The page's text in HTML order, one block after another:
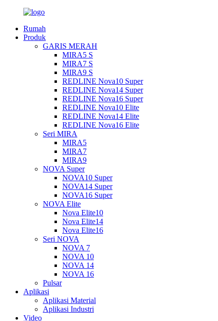
Rumah
Produk
GARIS MERAH
MIRA5 S
MIRA7 S
MIRA9 S
REDLINE Nova10 Super
REDLINE Nova14 Super
REDLINE Nova16 Super
REDLINE Nova10 Elite
REDLINE Nova14 Elite
REDLINE Nova16 Elite
Seri MIRA
MIRA5
MIRA7
MIRA9
NOVA Super
NOVA10 Super
NOVA14 Super
NOVA16 Super
NOVA Elite
Nova Elite10
Nova Elite14
Nova Elite16
Seri NOVA
NOVA 7
NOVA 10
NOVA 14
NOVA 16
Pulsar
Aplikasi
Aplikasi Material
Aplikasi Industri
Video